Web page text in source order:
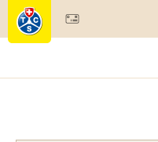
Mitgliedschaft &